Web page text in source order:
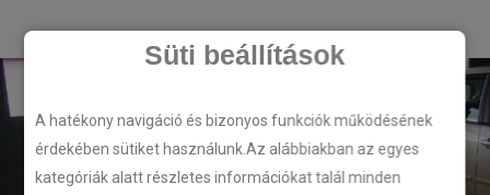
Süti beállítások
A hatékony navigáció és bizonyos funkciók működésének
érdekében sütiket használunk.Az alábbiakban az egyes
kategóriák alatt részletes információkat talál minden